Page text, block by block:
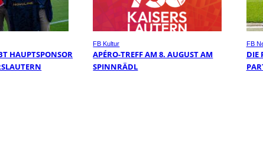
HAUPTSPONSOR
FB Kultur
APÉRO-TREFF AM 8. AUGUST AM
SPINNRÄDL
FB
DIE